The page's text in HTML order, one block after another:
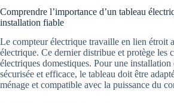
Comprendre l’importance d’un tableau
installation fiable
Le compteur électrique travaille en lien étroit
électrique. Ce dernier distribue et protège les
électriques domestiques. Pour une installation
sécurisée et efficace, le tableau doit être
ménage et compatible avec la puissance du